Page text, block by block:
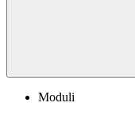
Moduli